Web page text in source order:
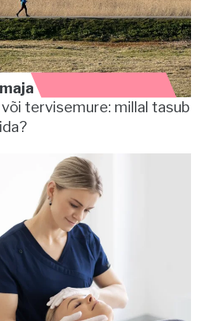
tervisemure: millal tasub